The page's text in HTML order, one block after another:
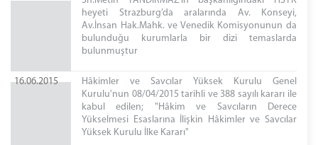
heyeti Strazburg’da aralarında Av. Konseyi,
Av.İnsan Hak.Mahk. ve Venedik Komisyonunun da
bulunduğu kurumlarla bir dizi temaslarda
bulunmuştur
16.06.2015
Hâkimler ve Savcılar Yüksek Kurulu Genel
Kurulu'nun 08/04/2015 tarihli ve 388 sayılı kararı ile
kabul edilen; "Hâkim ve Savcıların Derece
Yükselmesi Esaslarına İlişkin Hâkimler ve Savcılar
Yüksek Kurulu İlke Kararı"